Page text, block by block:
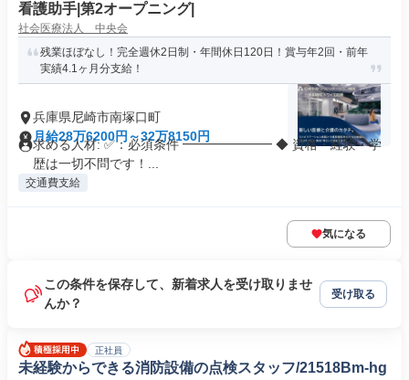
看護助手|第2オープニング|
社会医療法人 中央会
残業ほぼなし！完全週休2日制・年間休日120日！賞与年2回・前年
実績4.1ヶ月分支給！
兵庫県尼崎市南塚口町
月給28万6200円～32万8150円
求める人材: ✅：必須条件 ━━━━━━━ ◆ 資格・経験・学
歴は一切不問です！...
交通費支給
気になる
この条件を保存して、新着求人を受け取りませ
んか？
受け取る
正社員
未経験からできる消防設備の点検スタッフ/21518Bm-hg